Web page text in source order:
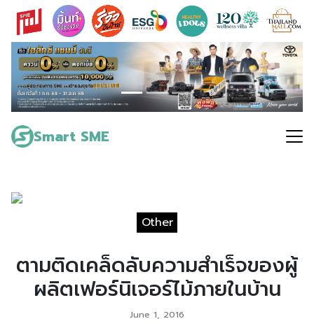
Skip
content
Smart SME
Search
for:
Other
ตามติดเคล็ดลับความสำเร็จของผู้
ผลิตเฟอร์นิเจอร์ไม้ภายในบ้าน
June 1, 2016